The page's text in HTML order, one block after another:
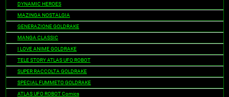
DYNAMIC HEROES
MAZINGA NOSTALGIA
GENERAZIONE GOLDRAKE
MANGA CLASSIC
I LOVE ANIME GOLDRAKE
TELE STORY ATLAS UFO ROBOT
SUPER RACCOLTA GOLDRAKE
SPECIAL FUMMETO GOLDRAKE
ATLAS UFO ROBOT Comics